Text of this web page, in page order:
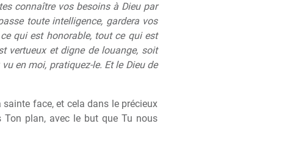
connaître vos besoins à Dieu par
toute intelligence, gardera vos
qui est honorable, tout ce qui est
vertueux et digne de louange, soit
en moi, pratiquez-le. Et le Dieu de
face, et cela dans le précieux
plan, avec le but que Tu nous